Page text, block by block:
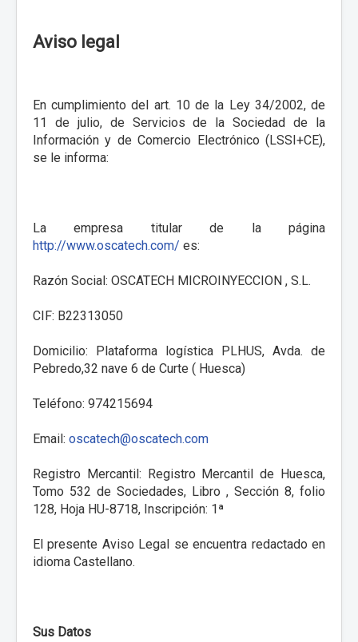
Aviso legal
En cumplimiento del art. 10 de la Ley 34/2002, de
11 de julio, de Servicios de la Sociedad de la
Información y de Comercio Electrónico (LSSI+CE),
se le informa:
La empresa titular de la página
http://www.oscatech.com/ es:
Razón Social: OSCATECH MICROINYECCION , S.L.
CIF: B22313050
Domicilio: Plataforma logística PLHUS, Avda. de
Pebredo,32 nave 6 de Curte ( Huesca)
Teléfono: 974215694
Email: oscatech@oscatech.com
Registro Mercantil: Registro Mercantil de Huesca,
Tomo 532 de Sociedades, Libro , Sección 8, folio
128, Hoja HU-8718, Inscripción: 1ª
El presente Aviso Legal se encuentra redactado en
idioma Castellano.
Sus Datos